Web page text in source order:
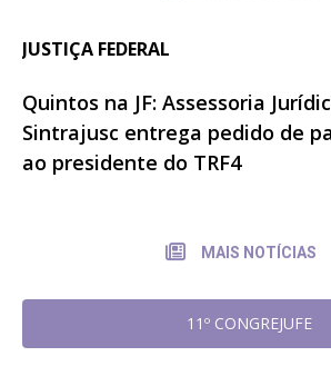
JUSTIÇA FEDERAL
Quintos na JF: Assessoria
Sintrajusc entrega pedido de
ao presidente do TRF4
MAIS NOTÍCIAS
11º CONGREJUFE